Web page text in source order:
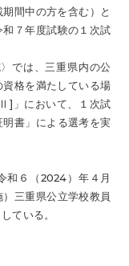
間中の方を含む）と
７年度試験の１次試
では、三重県内の公
格を満たしている場
」において、１次試
書」による選考を実
和６（2024）年４月
三重県公立学校教員
ている。